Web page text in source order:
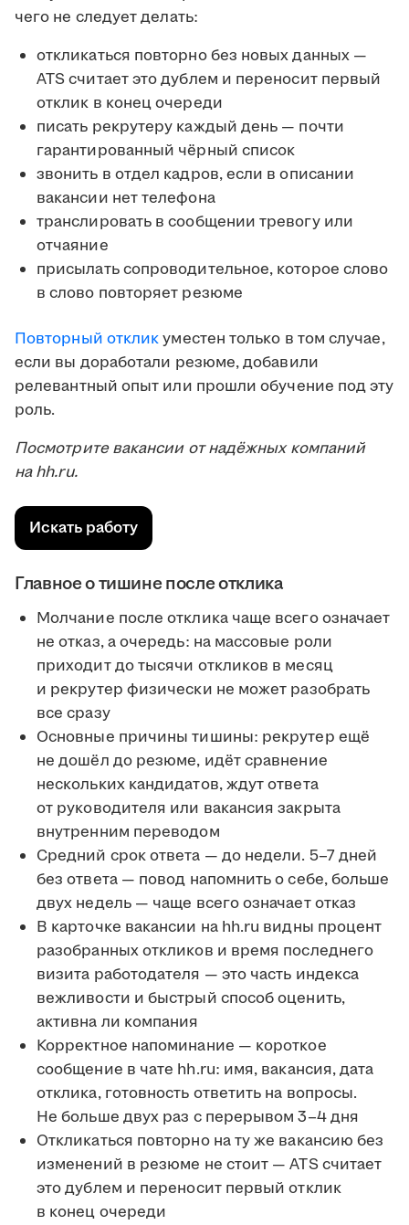
чего не следует делать:
откликаться повторно без новых данных —
ATS считает это дублем и переносит первый
отклик в конец очереди
писать рекрутеру каждый день — почти
гарантированный чёрный список
звонить в отдел кадров, если в описании
вакансии нет телефона
транслировать в сообщении тревогу или
отчаяние
присылать сопроводительное, которое слово
в слово повторяет резюме
Повторный откликуместен только в том случае,
если вы доработали резюме, добавили
релевантный опыт или прошли обучение под эту
роль.
Посмотрите вакансии от надёжных компаний
на hh.ru.
Искать работу
Главное о тишине после отклика
Молчание после отклика чаще всего означает
не отказ, а очередь: на массовые роли
приходит до тысячи откликов в месяц
и рекрутер физически не может разобрать
все сразу
Основные причины тишины: рекрутер ещё
не дошёл до резюме, идёт сравнение
нескольких кандидатов, ждут ответа
от руководителя или вакансия закрыта
внутренним переводом
Средний срок ответа — до недели. 5–7 дней
без ответа — повод напомнить о себе, больше
двух недель — чаще всего означает отказ
В карточке вакансии на hh.ru видны процент
разобранных откликов и время последнего
визита работодателя — это часть индекса
вежливости и быстрый способ оценить,
активна ли компания
Корректное напоминание — короткое
сообщение в чате hh.ru: имя, вакансия, дата
отклика, готовность ответить на вопросы.
Не больше двух раз с перерывом 3–4 дня
Откликаться повторно на ту же вакансию без
изменений в резюме не стоит — ATS считает
это дублем и переносит первый отклик
в конец очереди